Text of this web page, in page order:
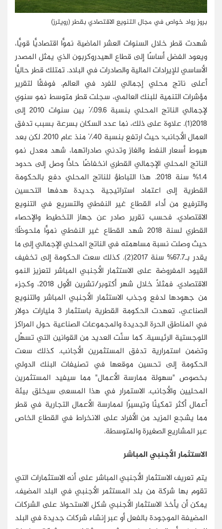
بروز رواد خواص في مجال التنويع الاقتصادي بقطر (رويترز)
شهدت قطر خلال السنوات العشر الماضية نموًّا اقتصاديًّا قويًّا،
ويعود الفضل أساسًا إلى قطاع الهيدروكربون الذي يمثل المصدر
الأساسي للإيرادات المالية والصادرات في البلاد. تمتلك قطر حاليًّا
أعلى ناتج محلي إجمالي للفرد في العالم. فوفقًا لتقرير
مؤشرات التنمية للبنك العالمي، سجلت قطر متوسط ​​نمو سنوي
لإجمالي الناتج المحلي بنسبة 09.6٪ بين سنوات 2010 إلى
2018(1). علاوة على ذلك، نما عدد السكان بسرعة بسبب تدفق
العمال الأجانب؛ حيث ارتفع بنسبة 40٪ منذ عام 2010. لكن بعد
هبوط أسعار النفط والغاز وتدني صادراتهما، شهد معدل نمو
الناتج المحلي الإجمالي القطري انخفاضًا حادًّا وصل إلى حدود
1.4% سنة 2018. هذا التباطؤ للناتج المحلي دفع بالحكومة
القطرية إلى اعتماد استراتيجية جديدة هدفها التحسين
والترفيع من أداء القطاع غير النفطي والتسريع في التنويع
الاقتصادي. فحسب تقرير صادر عن جهاز التخطيط والإحصاء
القطري لسنة 2018 شهد القطاع غير النفطي نموًّا ملحوظًا؛
حيث وصلت نسبة مساهمته في الناتج المحلي الإجمالي إلى ما
يقدر بـ67.7% سنة 2017(2). كذلك سعت الحكومة إلى تخفيف
القيود المفروضة على الاستثمار الأجنبي المباشر لتعزيز النمو
الاقتصادي. فمثلًا خلال شهر أكتوبر/تشرين الأول 2018، وكجزء
من جهودها لدفع وجذب الاستثمار الأجنبي المباشر والتنويع
الصناعي، تعهدت الحكومة القطرية باستثمار 3 مليارات دولار
في المناطق الحرة الجديدة والمجموعات الصناعية حول المراكز
اللوجستية الرئيسية. كما سنَّت العديد من القوانين التي تسهِّل
وتضمن استمرارية تدفق المستثمرين الأجانب. كذلك سعت
الحكومة إلى تحسين موقعها في تصنيفات البنك الدولي
بخصوص "سهولة ممارسة الأعمال" مما سيفيد المستثمرين
المحليين والأجانب. الاستمرار في هذا المسعى سيخلق بيئة
أعمال أكثر تمكينًا وتيسيرًا لممارسة الأعمال التجارية في قطر
مما يشجع المزيد من الأفراد على الانخراط في القطاع الخاص
عبر المشاريع الصغيرة والمتوسطة.
الاستثمار الأجنبي المباشر
يتم تعريف الاستثمار الأجنبي المباشر على أنه الاستثمارات التي
تقوم بها شركة من بلد المستثمر الأجنبي في البلد المضيف.
يمكن أن يأخذ الاستثمار الأجنبي شكل الاستحواذ على الشركات
المضيفة الموجودة بالفعل أو عبر إنشاء شركات جديدة في البلد